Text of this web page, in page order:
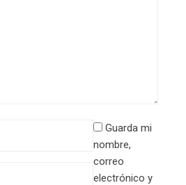
Guarda mi
nombre,
correo
electrónico y